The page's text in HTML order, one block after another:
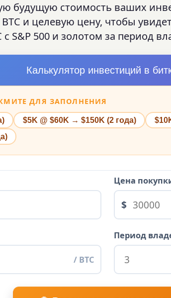
будущую стоимость ваших
и целевую цену, чтобы
с S&P 500 и золотом за период
Калькулятор инвестиций в
ДЛЯ ЗАПОЛНЕНИЯ
$5K @ $60K → $150K (2 года)
Цена
$
/ BTC
Период